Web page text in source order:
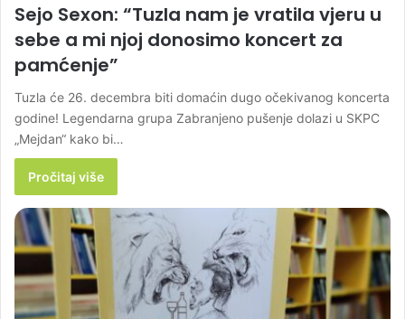
Sejo Sexon: “Tuzla nam je vratila vjeru u
sebe a mi njoj donosimo koncert za
pamćenje”
Tuzla će 26. decembra biti domaćin dugo očekivanog koncerta
godine! Legendarna grupa Zabranjeno pušenje dolazi u SKPC
„Mejdan“ kako bi…
Pročitaj više